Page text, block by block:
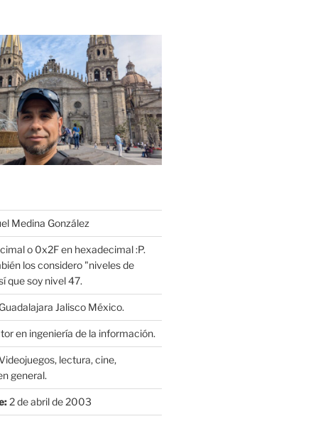
Medina González
o 0x2F en hexadecimal :P.
los considero "niveles de
que soy nivel 47.
Jalisco México.
en ingeniería de la información.
lectura, cine,
general.
2 de abril de 2003